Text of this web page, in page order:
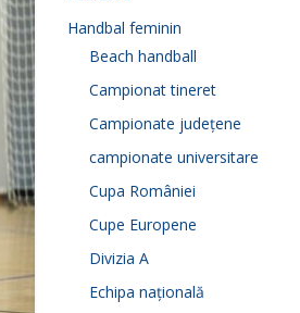
Handbal feminin
Beach handball
Campionat tineret
Campionate județene
campionate universitare
Cupa României
Cupe Europene
Divizia A
Echipa națională